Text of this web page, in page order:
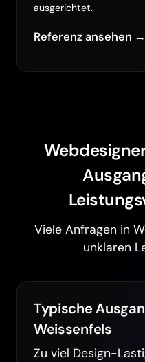
ausgerichtet.
Referenz ansehen →
Viele Anfragen in
unklaren
Typische
Weissenfels
Zu viel Design-